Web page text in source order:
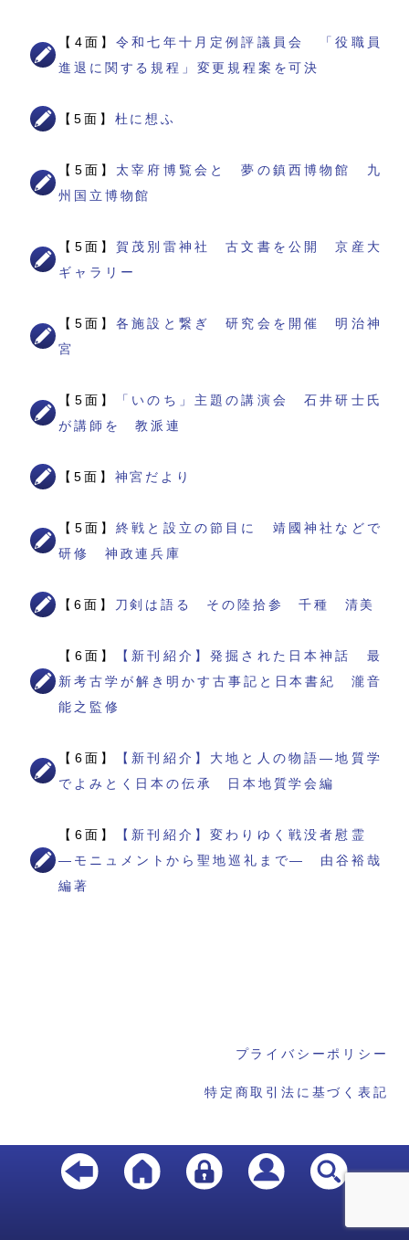
【4面】令和七年十月定例評議員会 「役職員
進退に関する規程」変更規程案を可決
【5面】 杜に想ふ
【5面】 太宰府博覧会と 夢の鎮西博物館 九
州国立博物館
【5面】賀茂別雷神社 古文書を公開 京産大
ギャラリー
【5面】各施設と繋ぎ 研究会を開催 明治神
宮
【5面】
「いのち」主題の講演会 石井研士氏
が講師を 教派連
【5面】 神宮だより
【5面】終戦と設立の節目に 靖國神社などで
研修 神政連兵庫
【6面】 刀剣は語る その陸拾参 千種 清美
【6面】
【新刊紹介】発掘された日本神話 最
新考古学が解き明かす古事記と日本書紀 瀧音
能之監修
【6面】
【新刊紹介】大地と人の物語―地質学
でよみとく日本の伝承 日本地質学会編
【6面】
【新刊紹介】変わりゆく戦没者慰霊
―モニュメントから聖地巡礼まで― 由谷裕哉
編著
プライバシーポリシー
特定商取引法に基づく表記